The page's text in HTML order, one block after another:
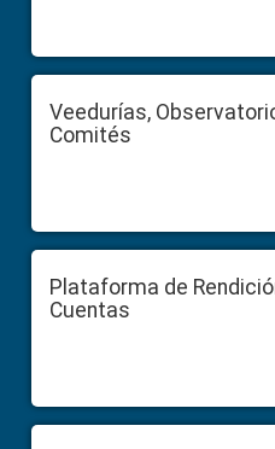
Veedurías,
Comités
Plataforma de
Cuentas